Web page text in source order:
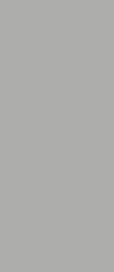
les constructions
de
bois.
de votre
de 0,021
à optimiser la
ses émissions